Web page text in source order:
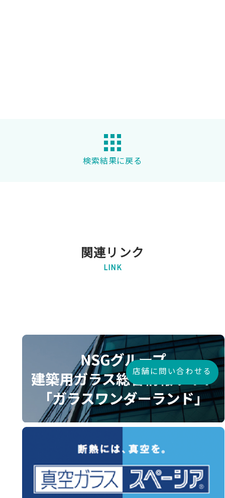
検索結果に戻る
関連リンク
LINK
店舗に問い合わせる